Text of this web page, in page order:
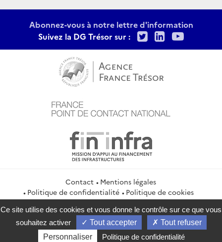
Abonnez-vous à notre lettre d'information
Suivez la DG Trésor sur :
TwitterLinkedIn
Contact
Mentions légales
Politique de confidentialité
Politique de cookies
Gestion des cookies
service-public.gouv.fr
legifrance.gouv.fr
info.gouv.fr
data.gouv.fr
Ce site utilise des cookies et vous donne le contrôle sur ce que vous
souhaitez activer
Tout accepter
Tout refuser
Personnaliser
Politique de confidentialité